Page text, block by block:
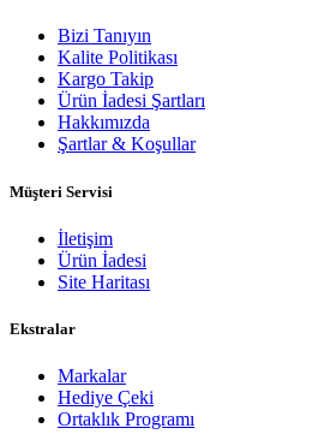
Bizi Tanıyın
Kalite Politikası
Kargo Takip
Ürün İadesi Şartları
Hakkımızda
Şartlar & Koşullar
Müşteri Servisi
İletişim
Ürün İadesi
Site Haritası
Ekstralar
Markalar
Hediye Çeki
Ortaklık Programı